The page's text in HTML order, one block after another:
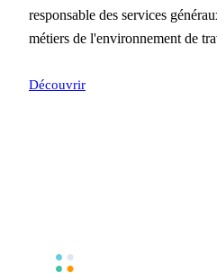
responsable des services
métiers de l'environnement de
Découvrir